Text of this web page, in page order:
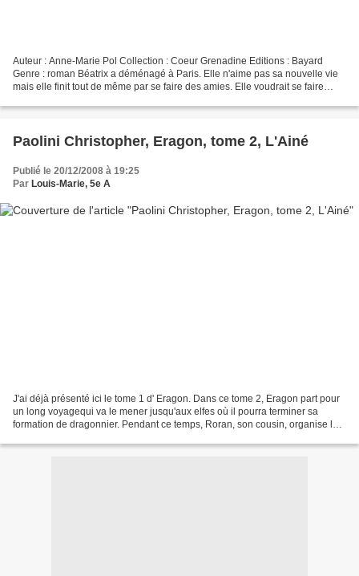
Auteur : Anne-Marie Pol Collection : Coeur Grenadine Editions : Bayard
Genre : roman Béatrix a déménagé à Paris. Elle n'aime pas sa nouvelle vie
mais elle finit tout de même par se faire des amies. Elle voudrait se faire
Paolini Christopher, Eragon, tome 2, L'Ainé
Publié le 20/12/2008 à 19:25
Par Louis-Marie, 5e A
J'ai déjà présenté ici le tome 1 d' Eragon. Dans ce tome 2, Eragon part pour
un long voyagequi va le mener jusqu'aux elfes où il pourra terminer sa
formation de dragonnier. Pendant ce temps, Roran, son cousin, organise la